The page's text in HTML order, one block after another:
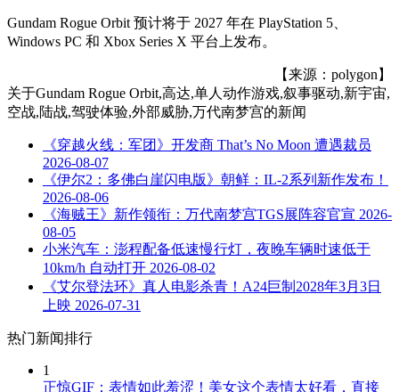
Gundam Rogue Orbit 预计将于 2027 年在 PlayStation 5、
Windows PC 和 Xbox Series X 平台上发布。
【来源：polygon】
关于Gundam Rogue Orbit,高达,单人动作游戏,叙事驱动,新宇宙,
空战,陆战,驾驶体验,外部威胁,万代南梦宫的新闻
《穿越火线：军团》开发商 That’s No Moon 遭遇裁员
2026-08-07
《伊尔2：多佛白崖闪电版》朝鲜：IL-2系列新作发布！
2026-08-06
《海贼王》新作领衔：万代南梦宫TGS展阵容官宣 2026-
08-05
小米汽车：澎程配备低速慢行灯，夜晚车辆时速低于
10km/h 自动打开 2026-08-02
《艾尔登法环》真人电影杀青！A24巨制2028年3月3日
上映 2026-07-31
热门新闻排行
1
正惊GIF：表情如此羞涩！美女这个表情太好看，直接